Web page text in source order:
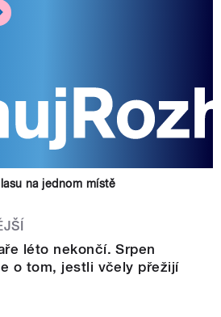
na jednom místě
léto nekončí. Srpen
o tom, jestli včely přežijí